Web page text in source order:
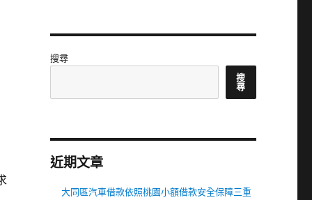
搜尋
搜
尋
近期文章
大同區汽車借款依照桃園小額借款安全保障三重